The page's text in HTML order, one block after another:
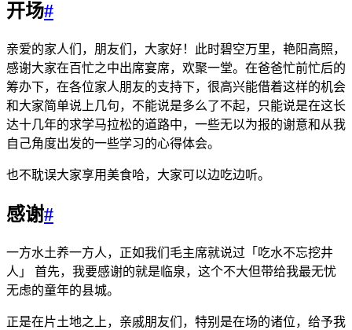
开场#
亲爱的家人们，朋友们，大家好！此时碧空万里，艳阳高照，
感谢大家在百忙之中出席宴席，欢聚一堂。在爸爸忙前忙后的
筹办下，在各位家人朋友的支持下，很高兴能借着这样的机会
和大家简单说上几句，不能说是多么了不起，只能说是在这长
达十几年的求学马拉松的道路中，一些无以为报的谢意和从我
自己角度出发的一些学习的心得体会。
也不耽误大家享用美食哈，大家可以边吃边听。
感谢#
一方水土养一方人，正如我们毛主席就说过「吃水不忘挖井
人」 首先，我要感谢的就是临泉，这个不大但带给我最无忧
无虑的童年的县城。
正是在片土地之上，亲戚朋友们，特别是在场的诸位，给予我